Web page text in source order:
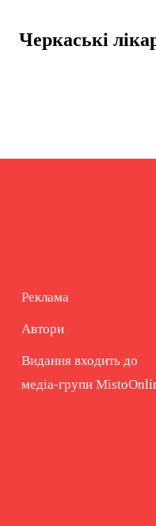
Черкаські
Реклама
Автори
Видання входить до
медіа-групи